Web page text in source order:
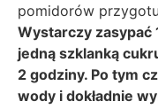
pomidorów
Wystarczy
jedną szklanką
2 godziny. Po tym
wody i dokładnie